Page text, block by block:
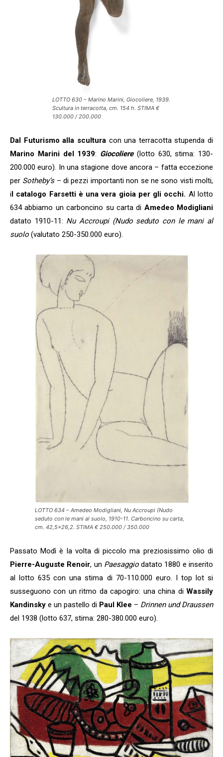
LOTTO 630 – Marino Marini, Giocoliere, 1939.
Scultura in terracotta, cm. 154 h. STIMA €
130.000 / 200.000
Dal Futurismo alla sculturacon una terracotta stupenda di
Marino Marini del 1939: Giocoliere(lotto 630, stima: 130-
200.000 euro). In una stagione dove ancora – fatta eccezione
per Sotheby’s– di pezzi importanti non se ne sono visti molti,
i l catalogo Farsetti è una vera gioia per gli occhi. Al lotto
634 abbiamo un carboncino su carta di Amedeo Modigliani
datato 1910-11: Nu Accroupi (Nudo seduto con le mani al
suolo (valutato 250-350.000 euro).
LOTTO 634 – Amedeo Modigliani, Nu Accroupi (Nudo
seduto con le mani al suolo, 1910-11. Carboncino su carta,
cm. 42,5×26,2. STIMA € 250.000 / 350.000
Passato Modì è la volta di piccolo ma preziosissimo olio di
Pierre-Auguste Renoir, un Paesaggiodatato 1880 e inserito
al lotto 635 con una stima di 70-110.000 euro. I top lot si
susseguono con un ritmo da capogiro: una china di Wassily
Kandinsky e un pastello di Paul Klee – Drinnen und Draussen
del 1938 (lotto 637, stima: 280-380.000 euro).